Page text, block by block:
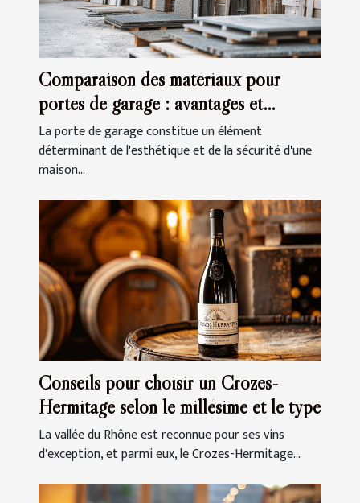
Comparaison des matériaux pour
portes de garage : avantages et
inconvénients
La porte de garage constitue un élément
déterminant de l'esthétique et de la sécurité d'une
maison...
Conseils pour choisir un Crozes-
Hermitage selon le millésime et le type
La vallée du Rhône est reconnue pour ses vins
d'exception, et parmi eux, le Crozes-Hermitage...